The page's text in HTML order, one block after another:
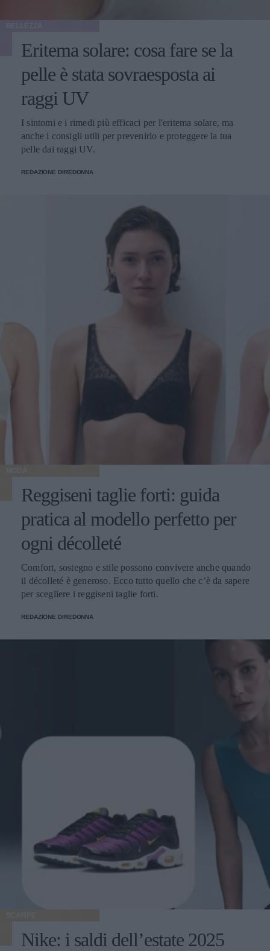
Eritema solare: cosa fare se la
pelle è stata sovraesposta ai
raggi UV
I sintomi e i rimedi più efficaci per l'eritema solare, ma
anche i consigli utili per prevenirlo e proteggere la tua
pelle dai raggi UV.
REDAZIONE DIREDONNA
MODA
Reggiseni taglie forti: guida
pratica al modello perfetto per
ogni décolleté
Comfort, sostegno e stile possono convivere anche quando
il décolleté è generoso. Ecco tutto quello che c’è da sapere
per scegliere i reggiseni taglie forti.
REDAZIONE DIREDONNA
SCARPE
Nike: i saldi dell’estate 2025